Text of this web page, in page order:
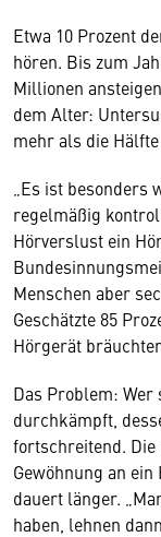
Etwa 10 Prozent
hören. Bis zum
Millionen
dem Alter:
mehr als die
„Es ist
regelmäßig
Hörverslust ein
Menschen aber
Geschätzte 85
Hörgerät
Das Problem:
durchkämpft,
fortschreitend. Die
Gewöhnung an
dauert länger.
haben, lehnen